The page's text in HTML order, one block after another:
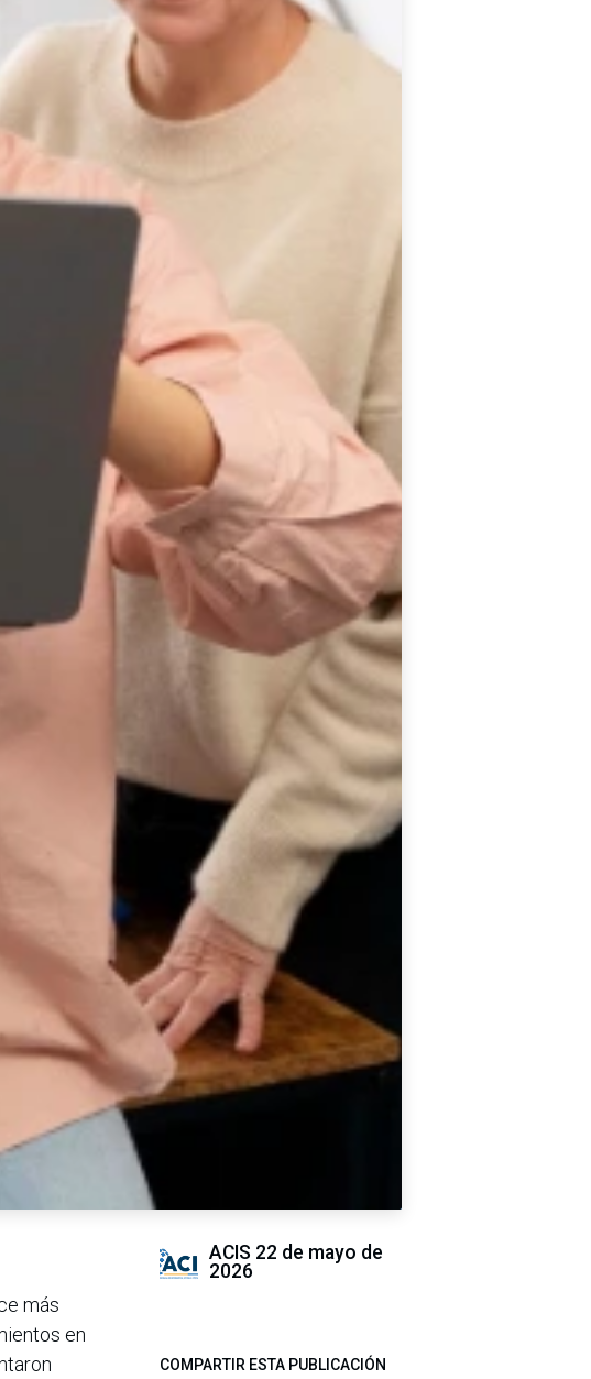
más
en
ACIS 22 de mayo de
2026
COMPARTIR ESTA PUBLICACIÓN